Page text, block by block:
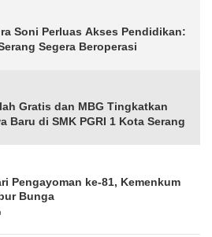
Soni Perluas Akses Pendidikan:
Segera Beroperasi
Gratis dan MBG Tingkatkan
Baru di SMK PGRI 1 Kota Serang
Pengayoman ke-81, Kemenkum
Bunga